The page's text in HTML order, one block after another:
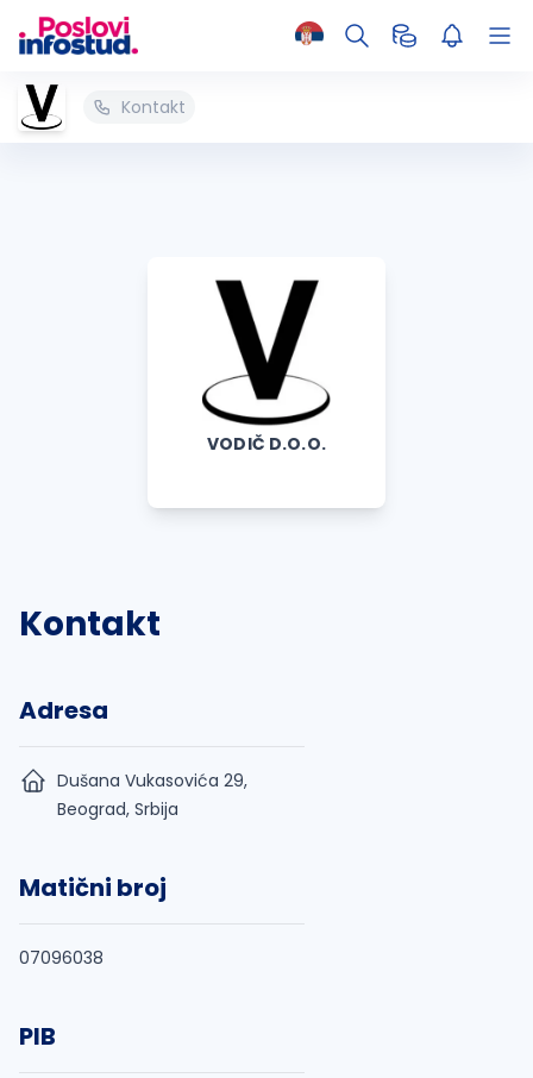
Kontakt
VODIČ D.O.O.
Kontakt
Adresa
Dušana Vukasovića 29,
Beograd, Srbija
Matični broj
07096038
PIB